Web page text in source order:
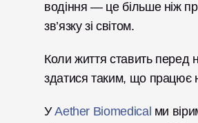
водіння — це більше ніж
зв’язку зі світом.
Коли життя ставить перед
здатися таким, що працює
У Aether Biomedical ми